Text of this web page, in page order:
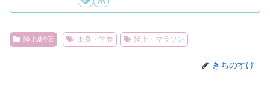
陸上/駅伝 出身・学歴 陸上・マラソン
きちのすけ